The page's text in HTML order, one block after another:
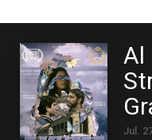
Al
Jul.